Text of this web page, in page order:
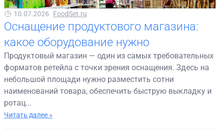
10.07.2026 FoodSet.ru
Оснащение продуктового магазина:
какое оборудование нужно
Продуктовый магазин — один из самых требовательных
форматов ретейла с точки зрения оснащения. Здесь на
небольшой площади нужно разместить сотни
наименований товара, обеспечить быструю выкладку и
ротац...
Читать далее »